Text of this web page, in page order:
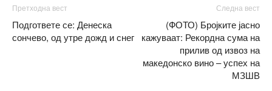
Претходна вест
Подгответе се: Денеска
сончево, од утре дожд и снег
Следна вест
(ФОТО) Бројките јасно
кажуваат: Рекордна сума на
прилив од извоз на
македонско вино – успех на
МЗШВ